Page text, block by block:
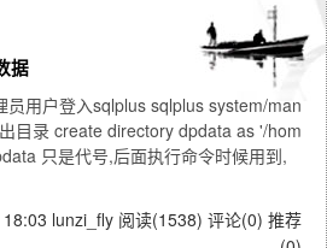
据
用户登入sqlplus sqlplus system/man
目录 create directory dpdata as '/hom
只是代号,后面执行命令时候用到,
lunzi_fly 阅读(1538) 评论(0) 推荐